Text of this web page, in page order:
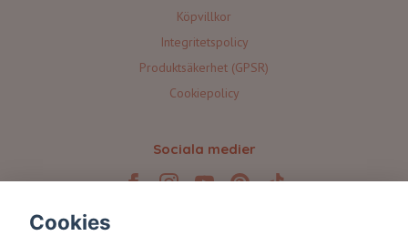
Köpvillkor
Integritetspolicy
Produktsäkerhet (GPSR)
Cookiepolicy
Sociala medier
Cookies